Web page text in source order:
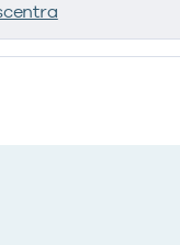
volgende